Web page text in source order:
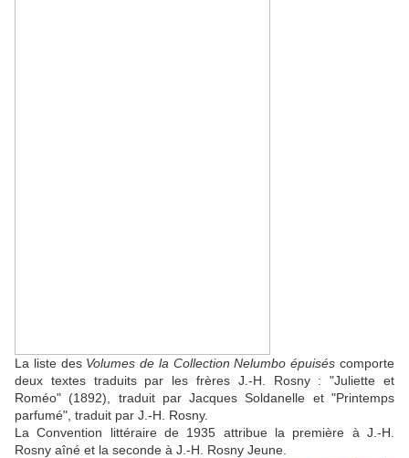
La liste des Volumes de la Collection Nelumbo épuisés comporte
deux textes traduits par les frères J.-H. Rosny : ‎"Juliette et
Roméo" (1892), traduit par Jacques Soldanelle et "Printemps
parfumé", traduit par J.-H. Rosny.
La Convention littéraire de 1935 attribue la première à J.-H.
Rosny aîné et la seconde à J.-H. Rosny Jeune.